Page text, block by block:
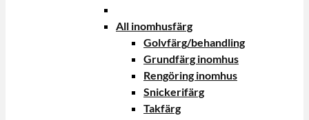
All inomhusfärg
Golvfärg/behandling
Grundfärg inomhus
Rengöring inomhus
Snickerifärg
Takfärg